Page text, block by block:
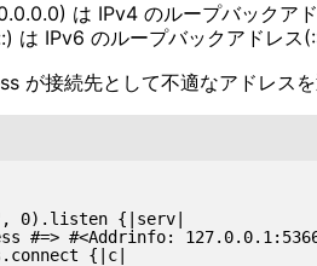
は IPv4 のループバックア
は IPv6 のループバックアドレス
が接続先として不適なアドレス
0).listen {|serv|
#=> #<Addrinfo:
{|c|